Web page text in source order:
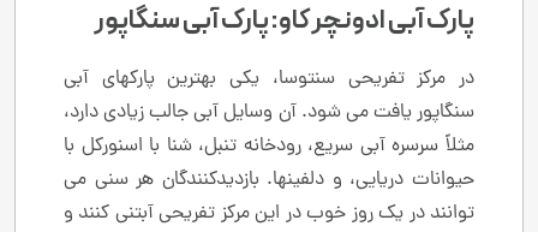
پارک آبی ادونچر کاو: پارک آبی سنگاپور
در مرکز تفریحی سنتوسا، یکی بهترین پارکهای آبی
سنگاپور یافت می شود. آن وسایل آبی جالب زیادی دارد،
مثلاً سرسره آبی سریع، رودخانه تنبل، شنا با اسنورکل با
حیوانات دریایی، و دلفینها. بازدیدکنندگان هر سنی می
توانند در یک روز خوب در این مرکز تفریحی آبتنی کنند و